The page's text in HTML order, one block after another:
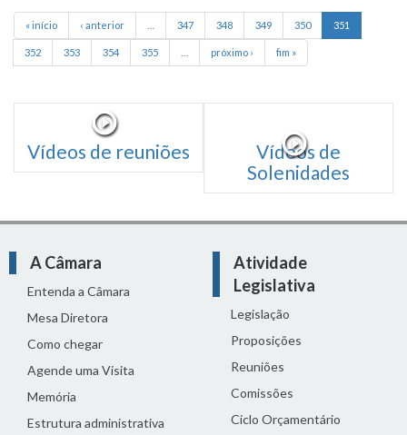
« início ‹ anterior 347 348 349 350 351
352 353 354 355 próximo › fim »
Vídeos de reuniões
Vídeos de
Solenidades
A Câmara
Entenda a Câmara
Mesa Diretora
Como chegar
Agende uma Visita
Memória
Estrutura administrativa
Atividade
Legislativa
Legislação
Proposições
Reuniões
Comissões
Ciclo Orçamentário